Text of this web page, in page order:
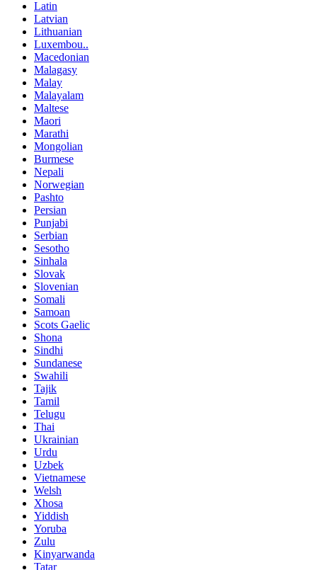
Latin
Latvian
Lithuanian
Luxembou..
Macedonian
Malagasy
Malay
Malayalam
Maltese
Maori
Marathi
Mongolian
Burmese
Nepali
Norwegian
Pashto
Persian
Punjabi
Serbian
Sesotho
Sinhala
Slovak
Slovenian
Somali
Samoan
Scots Gaelic
Shona
Sindhi
Sundanese
Swahili
Tajik
Tamil
Telugu
Thai
Ukrainian
Urdu
Uzbek
Vietnamese
Welsh
Xhosa
Yiddish
Yoruba
Zulu
Kinyarwanda
Tatar